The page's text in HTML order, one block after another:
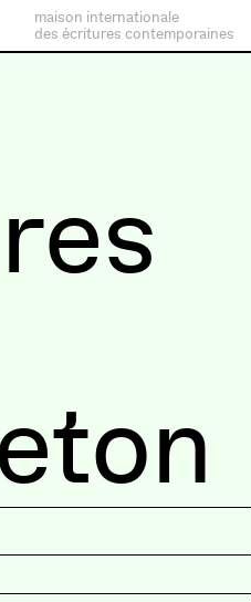
maison internationale
des écritures contemporaines